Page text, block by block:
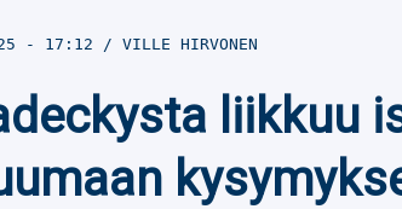
- 17:12 VILLE HIRVONEN
liikkuu